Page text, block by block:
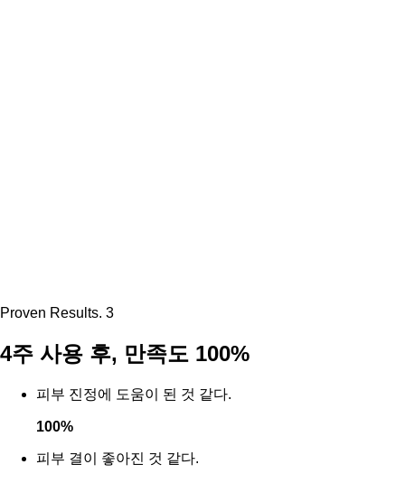
Proven Results. 3
4주 사용 후, 만족도 100%
피부 진정에 도움이 된 것 같다.
100%
피부 결이 좋아진 것 같다.